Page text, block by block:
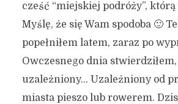
cześć “miejskiej podróży”, którą
Myślę, że się Wam spodoba 🙂
popełniłem latem, zaraz po
Owczesnego dnia
uzależniony… Uzależniony od
miasta pieszo lub rowerem.